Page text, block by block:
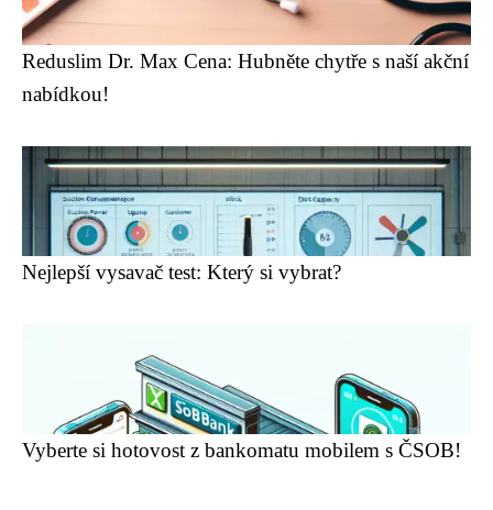
Reduslim Dr. Max Cena: Hubněte chytře s naší akční
nabídkou!
Nejlepší vysavač test: Který si vybrat?
Vyberte si hotovost z bankomatu mobilem s ČSOB!